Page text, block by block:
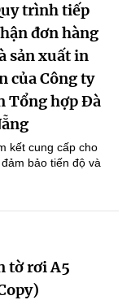
trình tiếp
đơn hàng
sản xuất in
của Công ty
Tổng hợp Đà
kết cung cấp cho
bảo tiến độ và
tờ rơi A5